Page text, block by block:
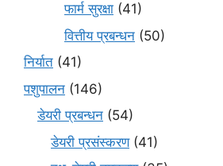
फार्म सुरक्षा (41)
वित्तीय प्रबन्धन (50)
निर्यात (41)
पशुपालन (146)
डेयरी प्रबन्धन (54)
डेयरी प्रसंस्करण(41)